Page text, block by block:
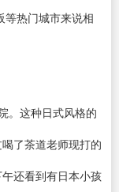
等热门城市来说相
。这种日式风格的
了茶道老师现打的
还看到有日本小孩